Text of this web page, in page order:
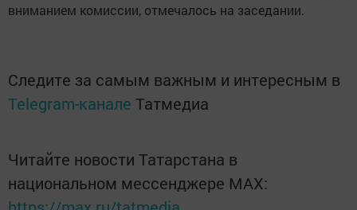
вниманием комиссии, отмечалось на заседании.
Следите за самым важным и интересным в
Telegram-канале Татмедиа
Читайте новости Татарстана в
национальном мессенджере MАХ: